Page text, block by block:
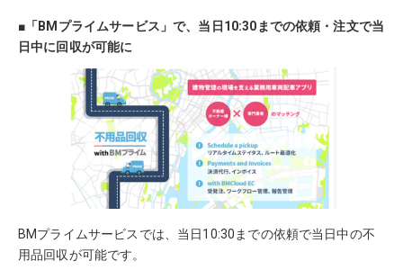
■「BMプライムサービス」で、当日10:30までの依頼・注文で当
日中に回収が可能に
BMプライムサービスでは、当日10:30までの依頼で当日中の不
用品回収が可能です。